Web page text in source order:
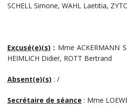
SCHELL Simone, WAHL Laetitia,
Excusé(e)(s) : Mme ACKERMANN
HEIMLICH Didier, ROTT Bertrand
Absent(e)(s) : /
Secrétaire de séance : Mme